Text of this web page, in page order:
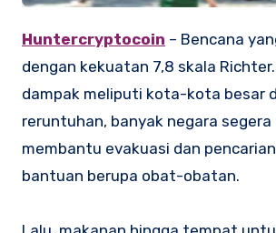
Huntercryptocoin – Bencana
dengan kekuatan 7,8 skala
dampak meliputi kota-kota besar
reruntuhan, banyak negara
membantu evakuasi dan
bantuan berupa obat-obatan.